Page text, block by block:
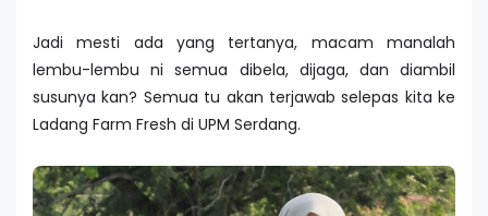
Jadi mesti ada yang tertanya, macam manalah
lembu-lembu ni semua dibela, dijaga, dan diambil
susunya kan? Semua tu akan terjawab selepas kita ke
Ladang Farm Fresh di UPM Serdang.